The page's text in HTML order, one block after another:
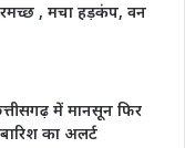
, मचा हड़कंप, वन
में मानसून फिर
का अलर्ट